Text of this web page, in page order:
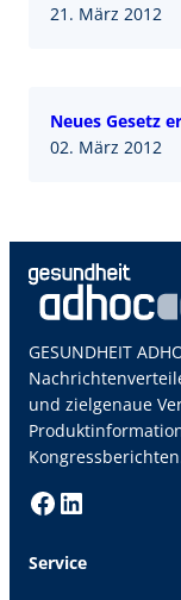
21. März 2012
Neues Gesetz
02. März 2012
GESUNDHEIT
und zielgenaue
Facebook LinkedIn
Service